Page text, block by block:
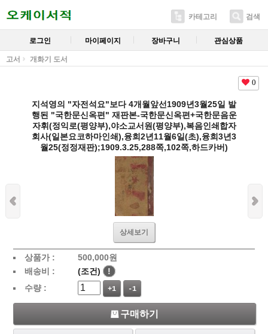
카테고리 검색
로그인 마이페이지 장바구니 관심상품
고서 개화기 도서
0
지석영의 "자전석요"보다 4개월앞선1909년3월25일 발
행된 "국한문신옥편" 재판본-국한문신옥편+국한문음운
자휘(정익로(평양부),야소교서원(평양부),복음인쇄합자
회사(일본요코하마인쇄),융희2년11월6일(초),융희3년3
월25(정정재판);1909.3.25,288쪽,102쪽,하드카버)
상세보기
상품가 : 500,000원
배송비 :
(조건)
!
수량 :
+1 -1
구매하기